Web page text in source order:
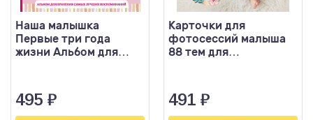
Наша малышка
Первые три года
жизни Альбом для
495 ₽
Карточки для
фотосессий малыша
88 тем для
491 ₽